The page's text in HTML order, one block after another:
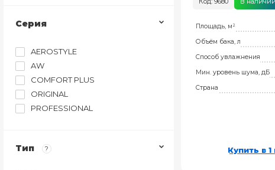
Площадь, м²
Объём бака, л
Способ увлажнения
Мин. уровень шума, дБ
Страна
Купить в 1
Серия
AEROSTYLE
AW
COMFORT PLUS
ORIGINAL
PROFESSIONAL
Тип ?